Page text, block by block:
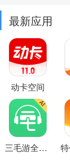
最新应用
动卡空间
三毛游全球景点讲解语音导游